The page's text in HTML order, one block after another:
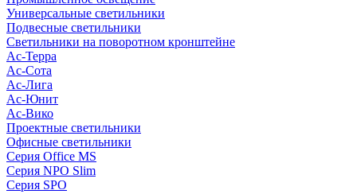
Универсальные светильники
Подвесные светильники
Светильники на поворотном кронштейне
Ас-Терра
Ас-Сота
Ас-Лига
Ас-Юнит
Ас-Вико
Проектные светильники
Офисные светильники
Серия Office MS
Серия NPO Slim
Серия SPO